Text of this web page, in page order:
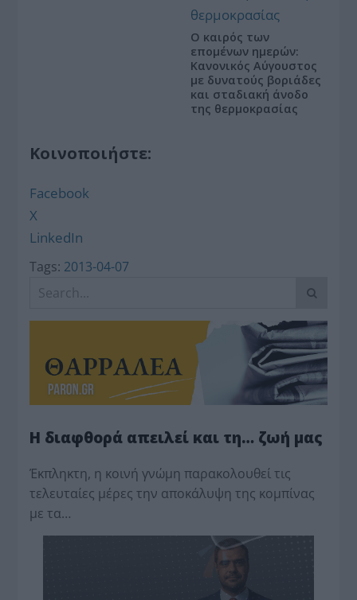
Ο καιρός των
επομένων ημερών:
Κανονικός Αύγουστος
με δυνατούς βοριάδες
και σταδιακή άνοδο
της θερμοκρασίας
Κοινοποιήστε:
Facebook
X
LinkedIn
Tags: 2013-04-07
Η διαφθορά απειλεί και τη… ζωή μας
Έκπληκτη, η κοινή γνώμη παρακολουθεί τις
τελευταίες μέρες την αποκάλυψη της κο­μπίνας
με τα…